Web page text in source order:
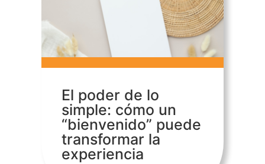
El poder de lo
simple: cómo un
“bienvenido” puede
transformar la
experiencia